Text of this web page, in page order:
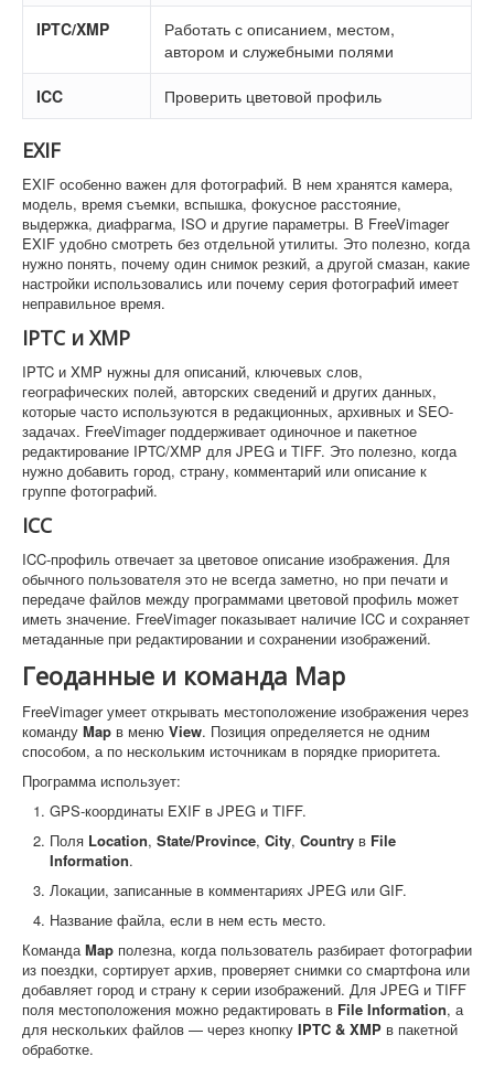
IPTC/XMP
Работать с описанием, местом,
автором и служебными полями
ICC Проверить цветовой профиль
EXIF
EXIF особенно важен для фотографий. В нем хранятся камера,
модель, время съемки, вспышка, фокусное расстояние,
выдержка, диафрагма, ISO и другие параметры. В FreeVimager
EXIF удобно смотреть без отдельной утилиты. Это полезно, когда
нужно понять, почему один снимок резкий, а другой смазан, какие
настройки использовались или почему серия фотографий имеет
неправильное время.
IPTC и XMP
IPTC и XMP нужны для описаний, ключевых слов,
географических полей, авторских сведений и других данных,
которые часто используются в редакционных, архивных и SEO-
задачах. FreeVimager поддерживает одиночное и пакетное
редактирование IPTC/XMP для JPEG и TIFF. Это полезно, когда
нужно добавить город, страну, комментарий или описание к
группе фотографий.
ICC
ICC-профиль отвечает за цветовое описание изображения. Для
обычного пользователя это не всегда заметно, но при печати и
передаче файлов между программами цветовой профиль может
иметь значение. FreeVimager показывает наличие ICC и сохраняет
метаданные при редактировании и сохранении изображений.
Геоданные и команда Map
FreeVimager умеет открывать местоположение изображения через
команду Map в меню View. Позиция определяется не одним
способом, а по нескольким источникам в порядке приоритета.
Программа использует:
GPS-координаты EXIF в JPEG и TIFF.
Поля Location, State/Province, City, Country в File
Information.
Локации, записанные в комментариях JPEG или GIF.
Название файла, если в нем есть место.
КомандаMap полезна, когда пользователь разбирает фотографии
из поездки, сортирует архив, проверяет снимки со смартфона или
добавляет город и страну к серии изображений. Для JPEG и TIFF
поля местоположения можно редактировать в File Information, а
для нескольких файлов — через кнопку IPTC & XMP в пакетной
обработке.